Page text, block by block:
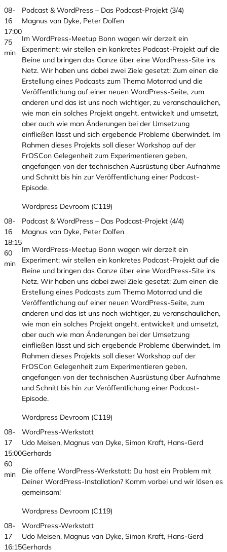
08-
16
17:00
75
min
Podcast & WordPress – Das Podcast-Projekt (3/4)
Magnus van Dyke, Peter Dolfen
Im WordPress-Meetup Bonn wagen wir derzeit ein
Experiment: wir stellen ein konkretes Podcast-Projekt auf die
Beine und bringen das Ganze über eine WordPress-Site ins
Netz. Wir haben uns dabei zwei Ziele gesetzt: Zum einen die
Erstellung eines Podcasts zum Thema Motorrad und die
Veröffentlichung auf einer neuen WordPress-Seite, zum
anderen und das ist uns noch wichtiger, zu veranschaulichen,
wie man ein solches Projekt angeht, entwickelt und umsetzt,
aber auch wie man Änderungen bei der Umsetzung
einfließen lässt und sich ergebende Probleme überwindet. Im
Rahmen dieses Projekts soll dieser Workshop auf der
FrOSCon Gelegenheit zum Experimentieren geben,
angefangen von der technischen Ausrüstung über Aufnahme
und Schnitt bis hin zur Veröffentlichung einer Podcast-
Episode.
Wordpress Devroom (C119)
08-
16
18:15
60
min
Podcast & WordPress – Das Podcast-Projekt (4/4)
Magnus van Dyke, Peter Dolfen
Im WordPress-Meetup Bonn wagen wir derzeit ein
Experiment: wir stellen ein konkretes Podcast-Projekt auf die
Beine und bringen das Ganze über eine WordPress-Site ins
Netz. Wir haben uns dabei zwei Ziele gesetzt: Zum einen die
Erstellung eines Podcasts zum Thema Motorrad und die
Veröffentlichung auf einer neuen WordPress-Seite, zum
anderen und das ist uns noch wichtiger, zu veranschaulichen,
wie man ein solches Projekt angeht, entwickelt und umsetzt,
aber auch wie man Änderungen bei der Umsetzung
einfließen lässt und sich ergebende Probleme überwindet. Im
Rahmen dieses Projekts soll dieser Workshop auf der
FrOSCon Gelegenheit zum Experimentieren geben,
angefangen von der technischen Ausrüstung über Aufnahme
und Schnitt bis hin zur Veröffentlichung einer Podcast-
Episode.
Wordpress Devroom (C119)
08-
17
15:00
60
min
WordPress-Werkstatt
Udo Meisen, Magnus van Dyke, Simon Kraft, Hans-Gerd
Gerhards
Die offene WordPress-Werkstatt: Du hast ein Problem mit
Deiner WordPress-Installation? Komm vorbei und wir lösen es
gemeinsam!
Wordpress Devroom (C119)
08-
17
16:15
WordPress-Werkstatt
Udo Meisen, Magnus van Dyke, Simon Kraft, Hans-Gerd
Gerhards